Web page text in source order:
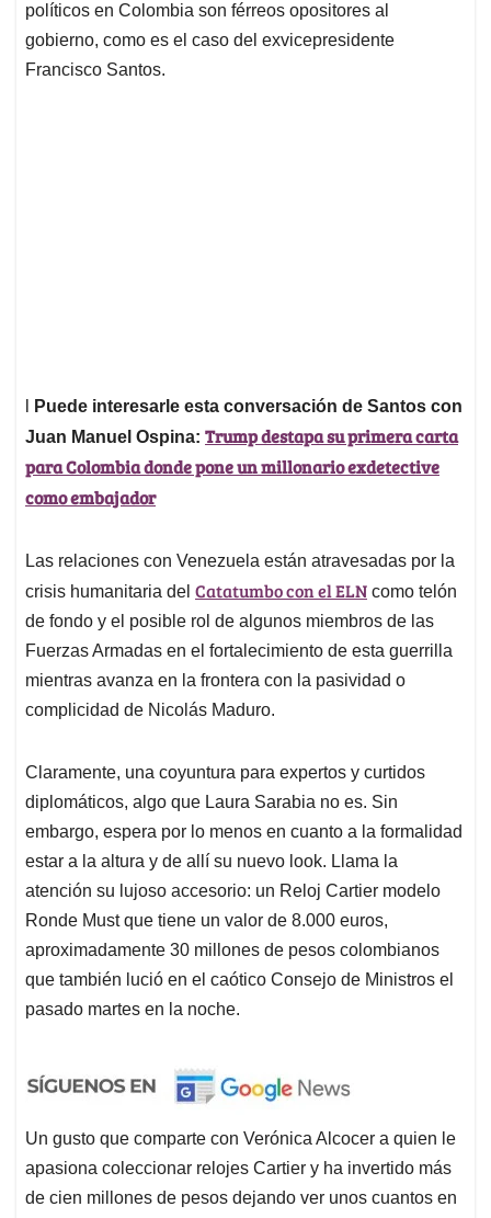
políticos en Colombia son férreos opositores al
gobierno, como es el caso del exvicepresidente
Francisco Santos.
Puede interesarle esta conversación de Santos con
Juan Manuel Ospina: Trump destapa su primera carta
para Colombia donde pone un millonario exdetective
como embajador
Las relaciones con Venezuela están atravesadas por la
crisis humanitaria del Catatumbo con el ELN como telón
de fondo y el posible rol de algunos miembros de las
Fuerzas Armadas en el fortalecimiento de esta guerrilla
mientras avanza en la frontera con la pasividad o
complicidad de Nicolás Maduro.
Claramente, una coyuntura para expertos y curtidos
diplomáticos, algo que Laura Sarabia no es. Sin
embargo, espera por lo menos en cuanto a la formalidad
estar a la altura y de allí su nuevo look. Llama la
atención su lujoso accesorio: un Reloj Cartier modelo
Ronde Must que tiene un valor de 8.000 euros,
aproximadamente 30 millones de pesos colombianos
que también lució en el caótico Consejo de Ministros el
pasado martes en la noche.
Un gusto que comparte con Verónica Alcocer a quien le
apasiona coleccionar relojes Cartier y ha invertido más
de cien millones de pesos dejando ver unos cuantos en